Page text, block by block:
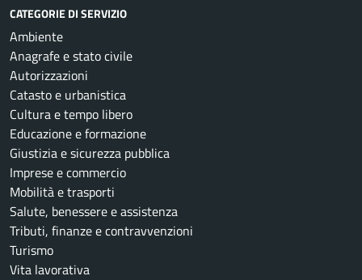
CATEGORIE DI SERVIZIO
Ambiente
Anagrafe e stato civile
Autorizzazioni
Catasto e urbanistica
Cultura e tempo libero
Educazione e formazione
Giustizia e sicurezza pubblica
Imprese e commercio
Mobilità e trasporti
Salute, benessere e assistenza
Tributi, finanze e contravvenzioni
Turismo
Vita lavorativa